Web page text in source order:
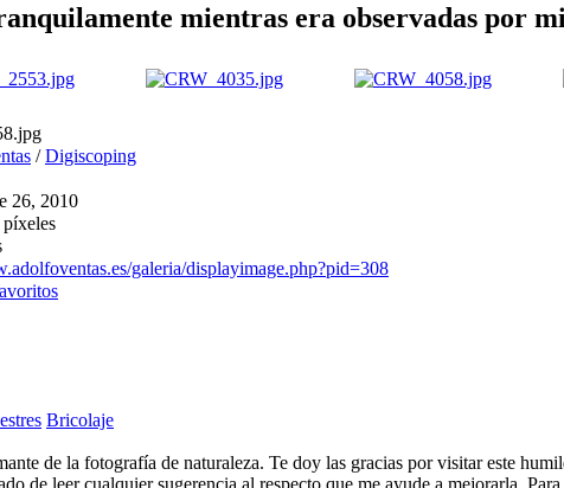
mientras era observadas por
/Digiscoping
26, 2010
galeria/displayimage.php?pid=308
Bricolaje
de la fotografía de naturaleza. Te doy las gracias por visitar este
de leer cualquier sugerencia al respecto que me ayude a mejorarla.